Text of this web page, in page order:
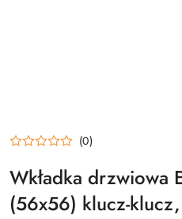
(0)
Wkładka drzwiowa
(56x56) klucz-